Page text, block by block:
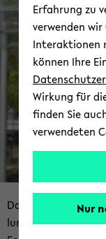
Das In­sti­tut für
lung und
Erfahrung zu
verwenden
Interaktionen
können Ihre
Wirkung für
finden Sie
verwendeten
Nur